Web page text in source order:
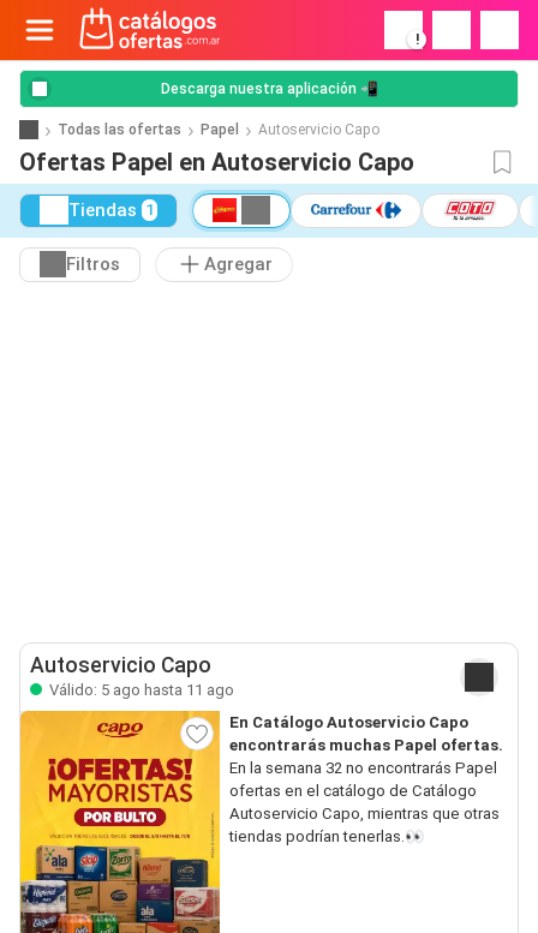
!
Descarga nuestra aplicación 📲
Todas las ofertas Papel Autoservicio Capo
Ofertas Papel en Autoservicio Capo
Tiendas 1
Filtros Agregar
Autoservicio Capo
Válido: 5 ago hasta 11 ago
En Catálogo Autoservicio Capo
encontrarás muchas Papel ofertas.
En la semana 32 no encontrarás Papel
ofertas en el catálogo de Catálogo
Autoservicio Capo, mientras que otras
tiendas podrían tenerlas.👀